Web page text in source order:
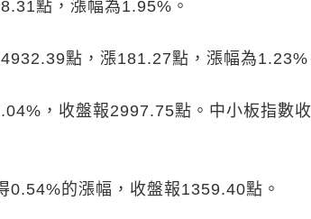
點，漲幅為1.95%。
點，漲181.27點，漲幅為1.23%
，收盤報2997.75點。中小板指數
0.54%的漲幅，收盤報1359.40點。